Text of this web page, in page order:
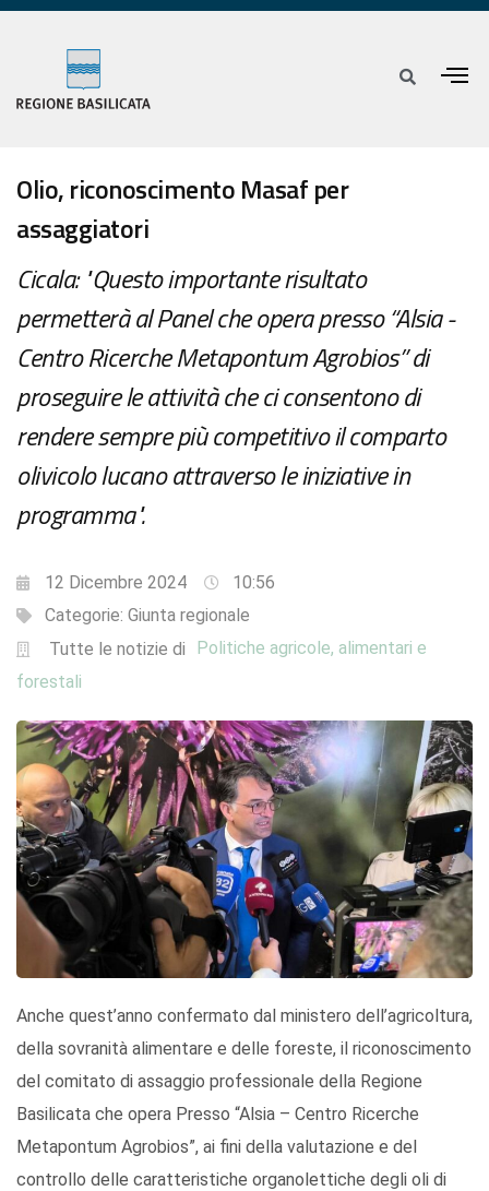
Olio, riconoscimento Masaf per
assaggiatori
Cicala: "Questo importante risultato
permetterà al Panel che opera presso “Alsia -
Centro Ricerche Metapontum Agrobios” di
proseguire le attività che ci consentono di
rendere sempre più competitivo il comparto
olivicolo lucano attraverso le iniziative in
programma".
12 Dicembre 2024
10:56
Categorie: Giunta regionale
Tutte le notizie di
Politiche agricole, alimentari e
forestali
Anche quest’anno confermato dal ministero dell’agricoltura,
della sovranità alimentare e delle foreste, il riconoscimento
del comitato di assaggio professionale della Regione
Basilicata che opera Presso “Alsia – Centro Ricerche
Metapontum Agrobios”, ai fini della valutazione e del
controllo delle caratteristiche organolettiche degli oli di